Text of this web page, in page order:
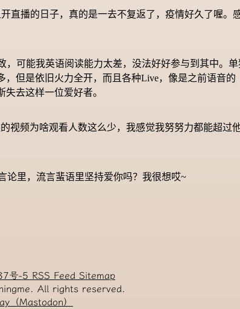
直播的日子，真的是一去不复返了，疫情好久了喔
，可能我英语阅读能力太差，没法好好参与到其中。
是依旧火力全开，而且各种Live，像是之前语音的
去这样一位爱好者。
视频为啥观看人数这么少，我感觉我努努力都能超
论里，流言蜚语里坚持爱你吗？我很想哎~
号-5 RSS Feed Sitemap
All rights reserved.
（Mastodon）